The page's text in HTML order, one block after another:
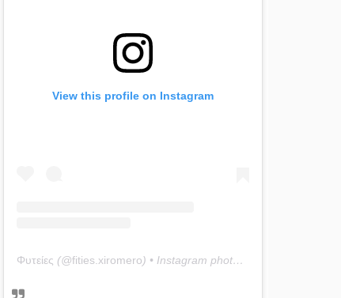
View this profile on Instagram
Φυτείες (@fities.xiromero) • Instagram photos and videos